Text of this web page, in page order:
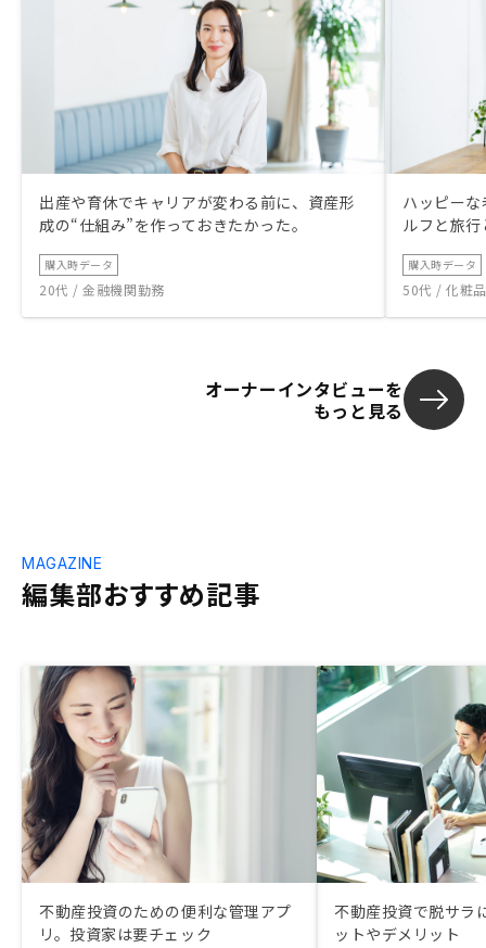
出産や育休でキャリアが変わる前に、資産形
成の“仕組み”を作っておきたかった。
購入時データ
20代 / 金融機関勤務
ハッピー
ルフと旅
購入時データ
50代 / 化粧
オーナーインタビューを
もっと見る
編集部おすすめ記事
MAGAZINE
不動産投資のための便利な管理アプ
リ。投資家は要チェック
不動産投資で脱サラ
ットやデメリット